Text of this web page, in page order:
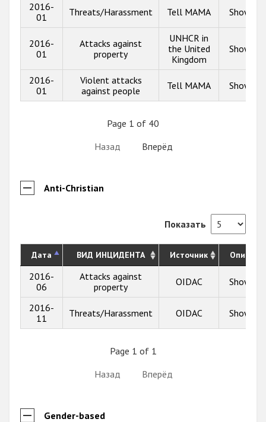
2016-
01
Threats/Harassment Tell MAMA Show
2016-
01
Attacks against
property
UNHCR in
the United
Kingdom
Show
2016-
01
Violent attacks
against people
Tell MAMA Show
Page 1 of 40
Назад
Вперёд
Anti-Christian
Показать
Дата ВИД ИНЦИДЕНТА Источник
2016-
06
Attacks against
property
OIDAC Show
2016-
11
Threats/Harassment OIDAC Show
Page 1 of 1
Назад
Вперёд
Gender-based